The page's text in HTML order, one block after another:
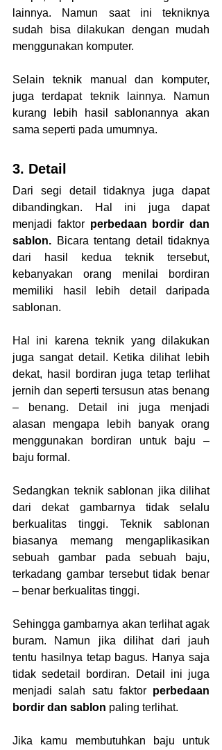
lainnya. Namun saat ini tekniknya
sudah bisa dilakukan dengan mudah
menggunakan komputer.
Selain teknik manual dan komputer,
juga terdapat teknik lainnya. Namun
kurang lebih hasil sablonannya akan
sama seperti pada umumnya.
3. Detail
Dari segi detail tidaknya juga dapat
dibandingkan. Hal ini juga dapat
menjadi faktor perbedaan bordir dan
sablon. Bicara tentang detail tidaknya
dari hasil kedua teknik tersebut,
kebanyakan orang menilai bordiran
memiliki hasil lebih detail daripada
sablonan.
Hal ini karena teknik yang dilakukan
juga sangat detail. Ketika dilihat lebih
dekat, hasil bordiran juga tetap terlihat
jernih dan seperti tersusun atas benang
– benang. Detail ini juga menjadi
alasan mengapa lebih banyak orang
menggunakan bordiran untuk baju –
baju formal.
Sedangkan teknik sablonan jika dilihat
dari dekat gambarnya tidak selalu
berkualitas tinggi. Teknik sablonan
biasanya memang mengaplikasikan
sebuah gambar pada sebuah baju,
terkadang gambar tersebut tidak benar
– benar berkualitas tinggi.
Sehingga gambarnya akan terlihat agak
buram. Namun jika dilihat dari jauh
tentu hasilnya tetap bagus. Hanya saja
tidak sedetail bordiran. Detail ini juga
menjadi salah satu faktor perbedaan
bordir dan sablon paling terlihat.
Jika kamu membutuhkan baju untuk